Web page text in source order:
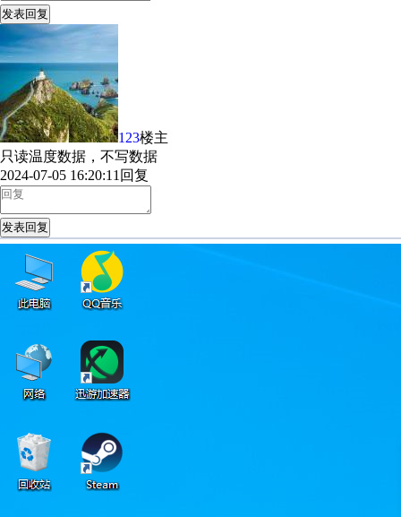
发表回复
123楼主
只读温度数据，不写数据
2024-07-05 16:20:11 回复
发表回复